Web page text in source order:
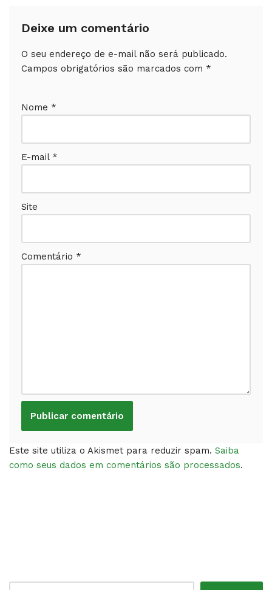
Deixe um comentário
O seu endereço de e-mail não será publicado.
Campos obrigatórios são marcados com *
Nome *
E-mail *
Site
Comentário *
Este site utiliza o Akismet para reduzir spam. Saiba
como seus dados em comentários são processados.